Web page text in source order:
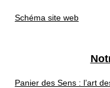
Schéma site web
Panier des Sens : l’art